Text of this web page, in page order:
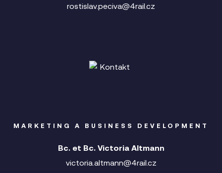
rostislav.peciva@4rail.cz
Bc. et Bc. Victoria Altmann
MARKETING A BUSINESS DEVELOPMENT
victoria.altmann@4rail.cz